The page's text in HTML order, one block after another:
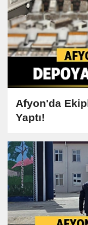
Afyon'da
Yaptı!